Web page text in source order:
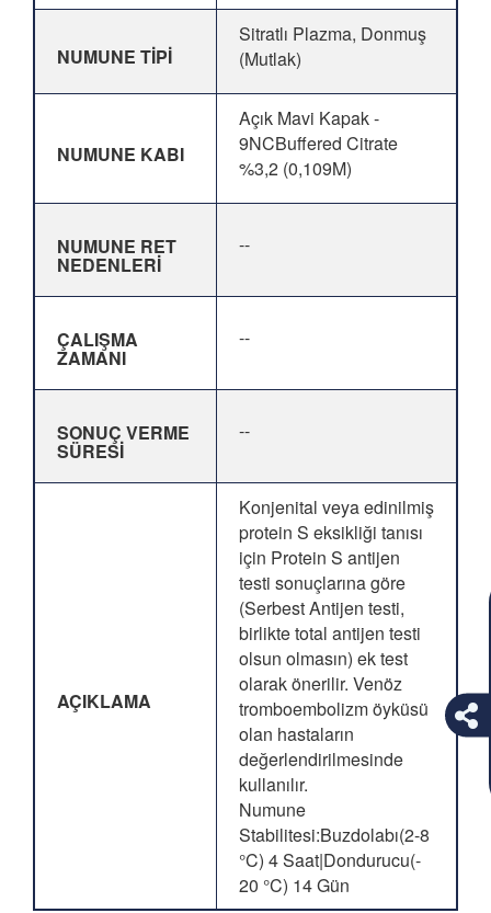
NUMUNE TİPİ
Sitratlı Plazma, Donmuş
(Mutlak)
NUMUNE KABI
Açık Mavi Kapak -
9NCBuffered Citrate
%3,2 (0,109M)
NUMUNE RET
NEDENLERİ
--
ÇALIŞMA
ZAMANI
--
SONUÇ VERME
SÜRESİ
--
AÇIKLAMA
Konjenital veya edinilmiş
protein S eksikliği tanısı
için Protein S antijen
testi sonuçlarına göre
(Serbest Antijen testi,
birlikte total antijen testi
olsun olmasın) ek test
olarak önerilir. Venöz
tromboembolizm öyküsü
olan hastaların
değerlendirilmesinde
kullanılır.
Numune
Stabilitesi:Buzdolabı(2-8
°C) 4 Saat|Dondurucu(-
20 °C) 14 Gün